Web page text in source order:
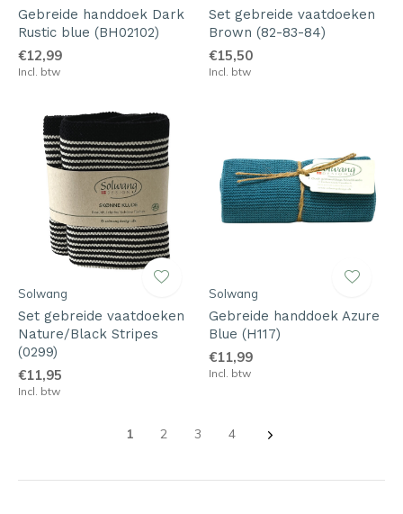
Gebreide handdoek Dark
Rustic blue (BH02102)
€12,99
Incl. btw
Set gebreide vaatdoeken
Brown (82-83-84)
€15,50
Incl. btw
Solwang
Set gebreide vaatdoeken
Nature/Black Stripes
(0299)
€11,95
Incl. btw
Solwang
Gebreide handdoek Azure
Blue (H117)
€11,99
Incl. btw
1 2 3 4